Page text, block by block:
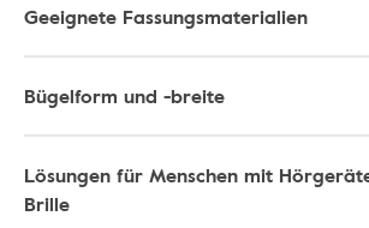
Geeignete Fassungsmaterialien
Bügelform und -breite
Lösungen für Menschen mit
Brille